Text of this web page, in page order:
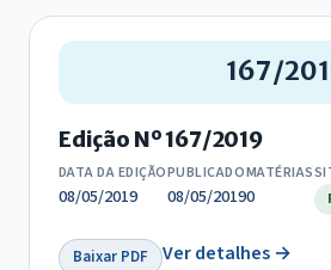
167/
Edição Nº 167/2019
DATA DA EDIÇÃO
08/05/2019
PUBLICADO
08/05/2019
MATÉRIAS
0
Baixar PDF Ver detalhes →